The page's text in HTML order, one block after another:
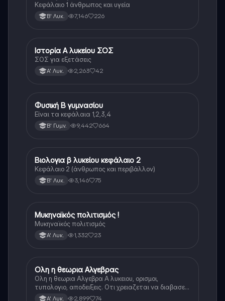
Κεφάλαιο 1 άνθρωπος και υγεία
Β' Λυκ. 7,146 226
Ιστορία
Ιστορία Α λυκείου ΣΟΣ
ΣΟΣ για εξετάσεις
Α' Λυκ. 2,263 42
Φυσική
Φυσική Β γυμνασίου
Είναι τα κεφάλαια 1,2,3,4
Β' Γυμν. 9,442 664
Βιολογία
Βιολογια β λυκείου κεφάλαιο 2
Κεφάλαιο 2 (άνθρωπος και περιβάλλον)
Β' Λυκ. 3,146 75
Ιστορία
Μυκηναϊκός πολιτισμός !
Μυκηναϊκός πολιτισμός
Α' Λυκ. 1,332 23
Μαθηματικά
Ολη η θεωρια Αλγεβρας
Ολη η θεωρια Αλγεβρα Α λυκειου, ορισμοι,
τυπολογιο, αποδειξεις. Οτι χρειαζεται να διαβασεις
για το θεωρητικο κομματι της αλγεβρας.
Α' Λυκ. 2,899 74